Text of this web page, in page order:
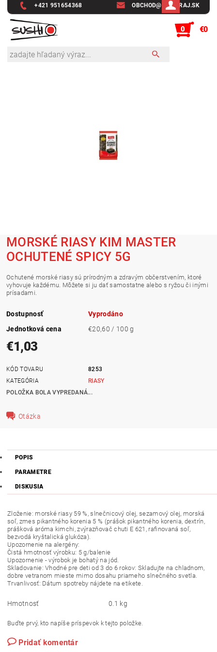
+421 951654368 OBCHOD@SUSHIRAJ.SK
0 €0
MORSKÉ RIASY KIM MASTER
OCHUTENÉ SPICY 5G
Ochutené morské riasy sú prírodným a zdravým občerstvením, ktoré
vyhovuje každému. Môžete si ju dať samostatne alebo s ryžou či inými
prísadami.
Dostupnosť
Vyprodáno
Jednotková cena
€20,60 / 100 g
€1,03
KÓD TOVARU
8253
KATEGÓRIA
RIASY
POLOŽKA BOLA VYPREDANÁ...
Otázka
POPIS
PARAMETRE
DISKUSIA
Zloženie: morské riasy 59 %, slnečnicový olej, sezamový olej, morská
soľ, zmes pikantného korenia 5 % (prášok pikantného korenia, dextrín,
prášková aróma kimchi, zvýrazňovač chuti E 621, rafinovaná soľ,
bezvodá kryštalická glukóza).
Upozornenie na alergény:
Čistá hmotnosť výrobku: 5 g/balenie
Upozornenie - výrobok je bohatý na jód.
Skladovanie: Vhodné pre deti od 3 do 6 rokov: Skladujte na chladnom,
dobre vetranom mieste mimo dosahu priameho slnečného svetla.
Trvanlivosť: Dátum spotreby nájdete na etikete.
Hmotnosť 0.1 kg
Buďte prvý, kto napíše príspevok k tejto položke.
Pridať komentár